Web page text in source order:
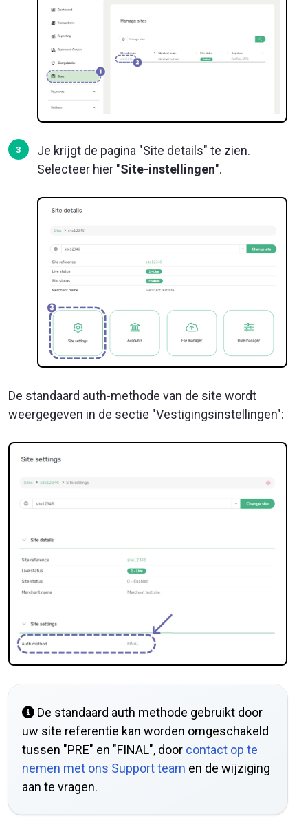
Je krijgt de pagina "Site details" te zien.
Selecteer hier "Site-instellingen".
De standaard auth-methode van de site wordt
weergegeven in de sectie "Vestigingsinstellingen":
De standaard auth methode gebruikt door
uw site referentie kan worden omgeschakeld
tussen "PRE" en "FINAL", door contact op te
nemen met ons Support team en de wijziging
aan te vragen.